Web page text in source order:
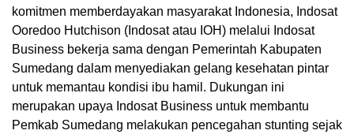
komitmen memberdayakan masyarakat Indonesia, Indosat
Ooredoo Hutchison (Indosat atau IOH) melalui Indosat
Business bekerja sama dengan Pemerintah Kabupaten
Sumedang dalam menyediakan gelang kesehatan pintar
untuk memantau kondisi ibu hamil. Dukungan ini
merupakan upaya Indosat Business untuk membantu
Pemkab Sumedang melakukan pencegahan stunting sejak